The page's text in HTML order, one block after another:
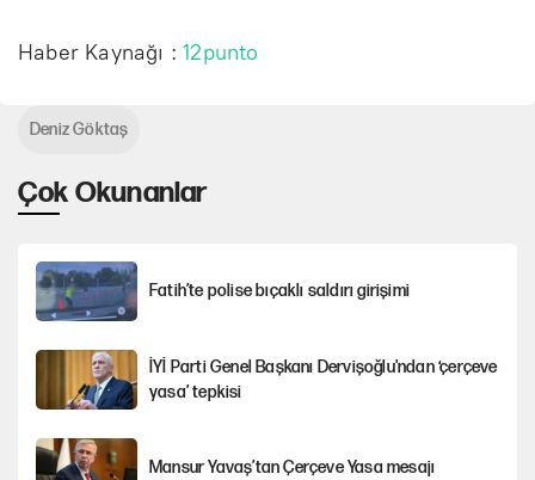
Haber Kaynağı :12punto
Çok Okunanlar
Fatih’te polise bıçaklı saldırı girişimi
İYİ Parti Genel Başkanı Dervişoğlu'ndan ‘çerçeve
yasa’ tepkisi
Mansur Yavaş’tan Çerçeve Yasa mesajı
Deniz Göktaş